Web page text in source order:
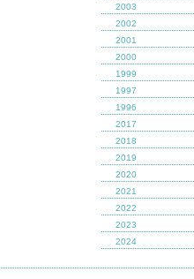
2003
2002
2001
2000
1999
1997
1996
2017
2018
2019
2020
2021
2022
2023
2024